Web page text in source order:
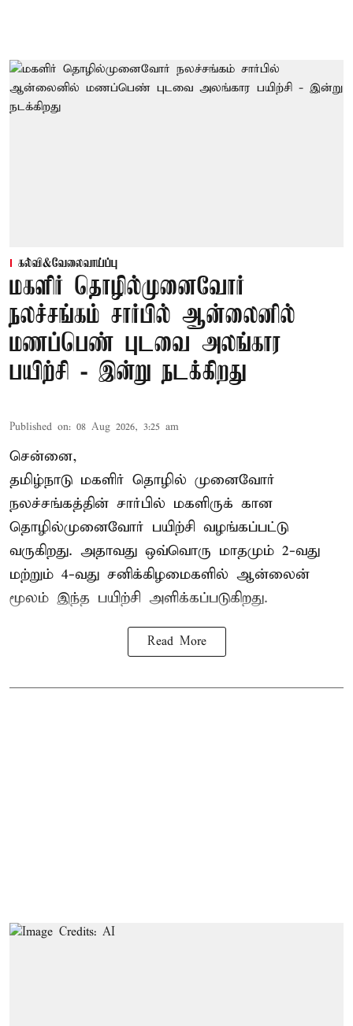
கல்வி&வேலைவாய்ப்பு
மகளிர் தொழில்முனைவோர்
நலச்சங்கம் சார்பில் ஆன்லைனில்
மணப்பெண் புடவை அலங்கார
பயிற்சி - இன்று நடக்கிறது
Published on: 08 Aug 2026, 3:25 am
சென்னை,
தமிழ்நாடு மகளிர் தொழில் முனைவோர்
நலச்சங்கத்தின் சார்பில் மகளிருக் கான
தொழில்முனைவோர் பயிற்சி வழங்கப்பட்டு
வருகிறது. அதாவது ஒவ்வொரு மாதமும் 2-வது
மற்றும் 4-வது சனிக்கிழமைகளில் ஆன்லைன்
மூலம் இந்த பயிற்சி அளிக்கப்படுகிறது.
Read More